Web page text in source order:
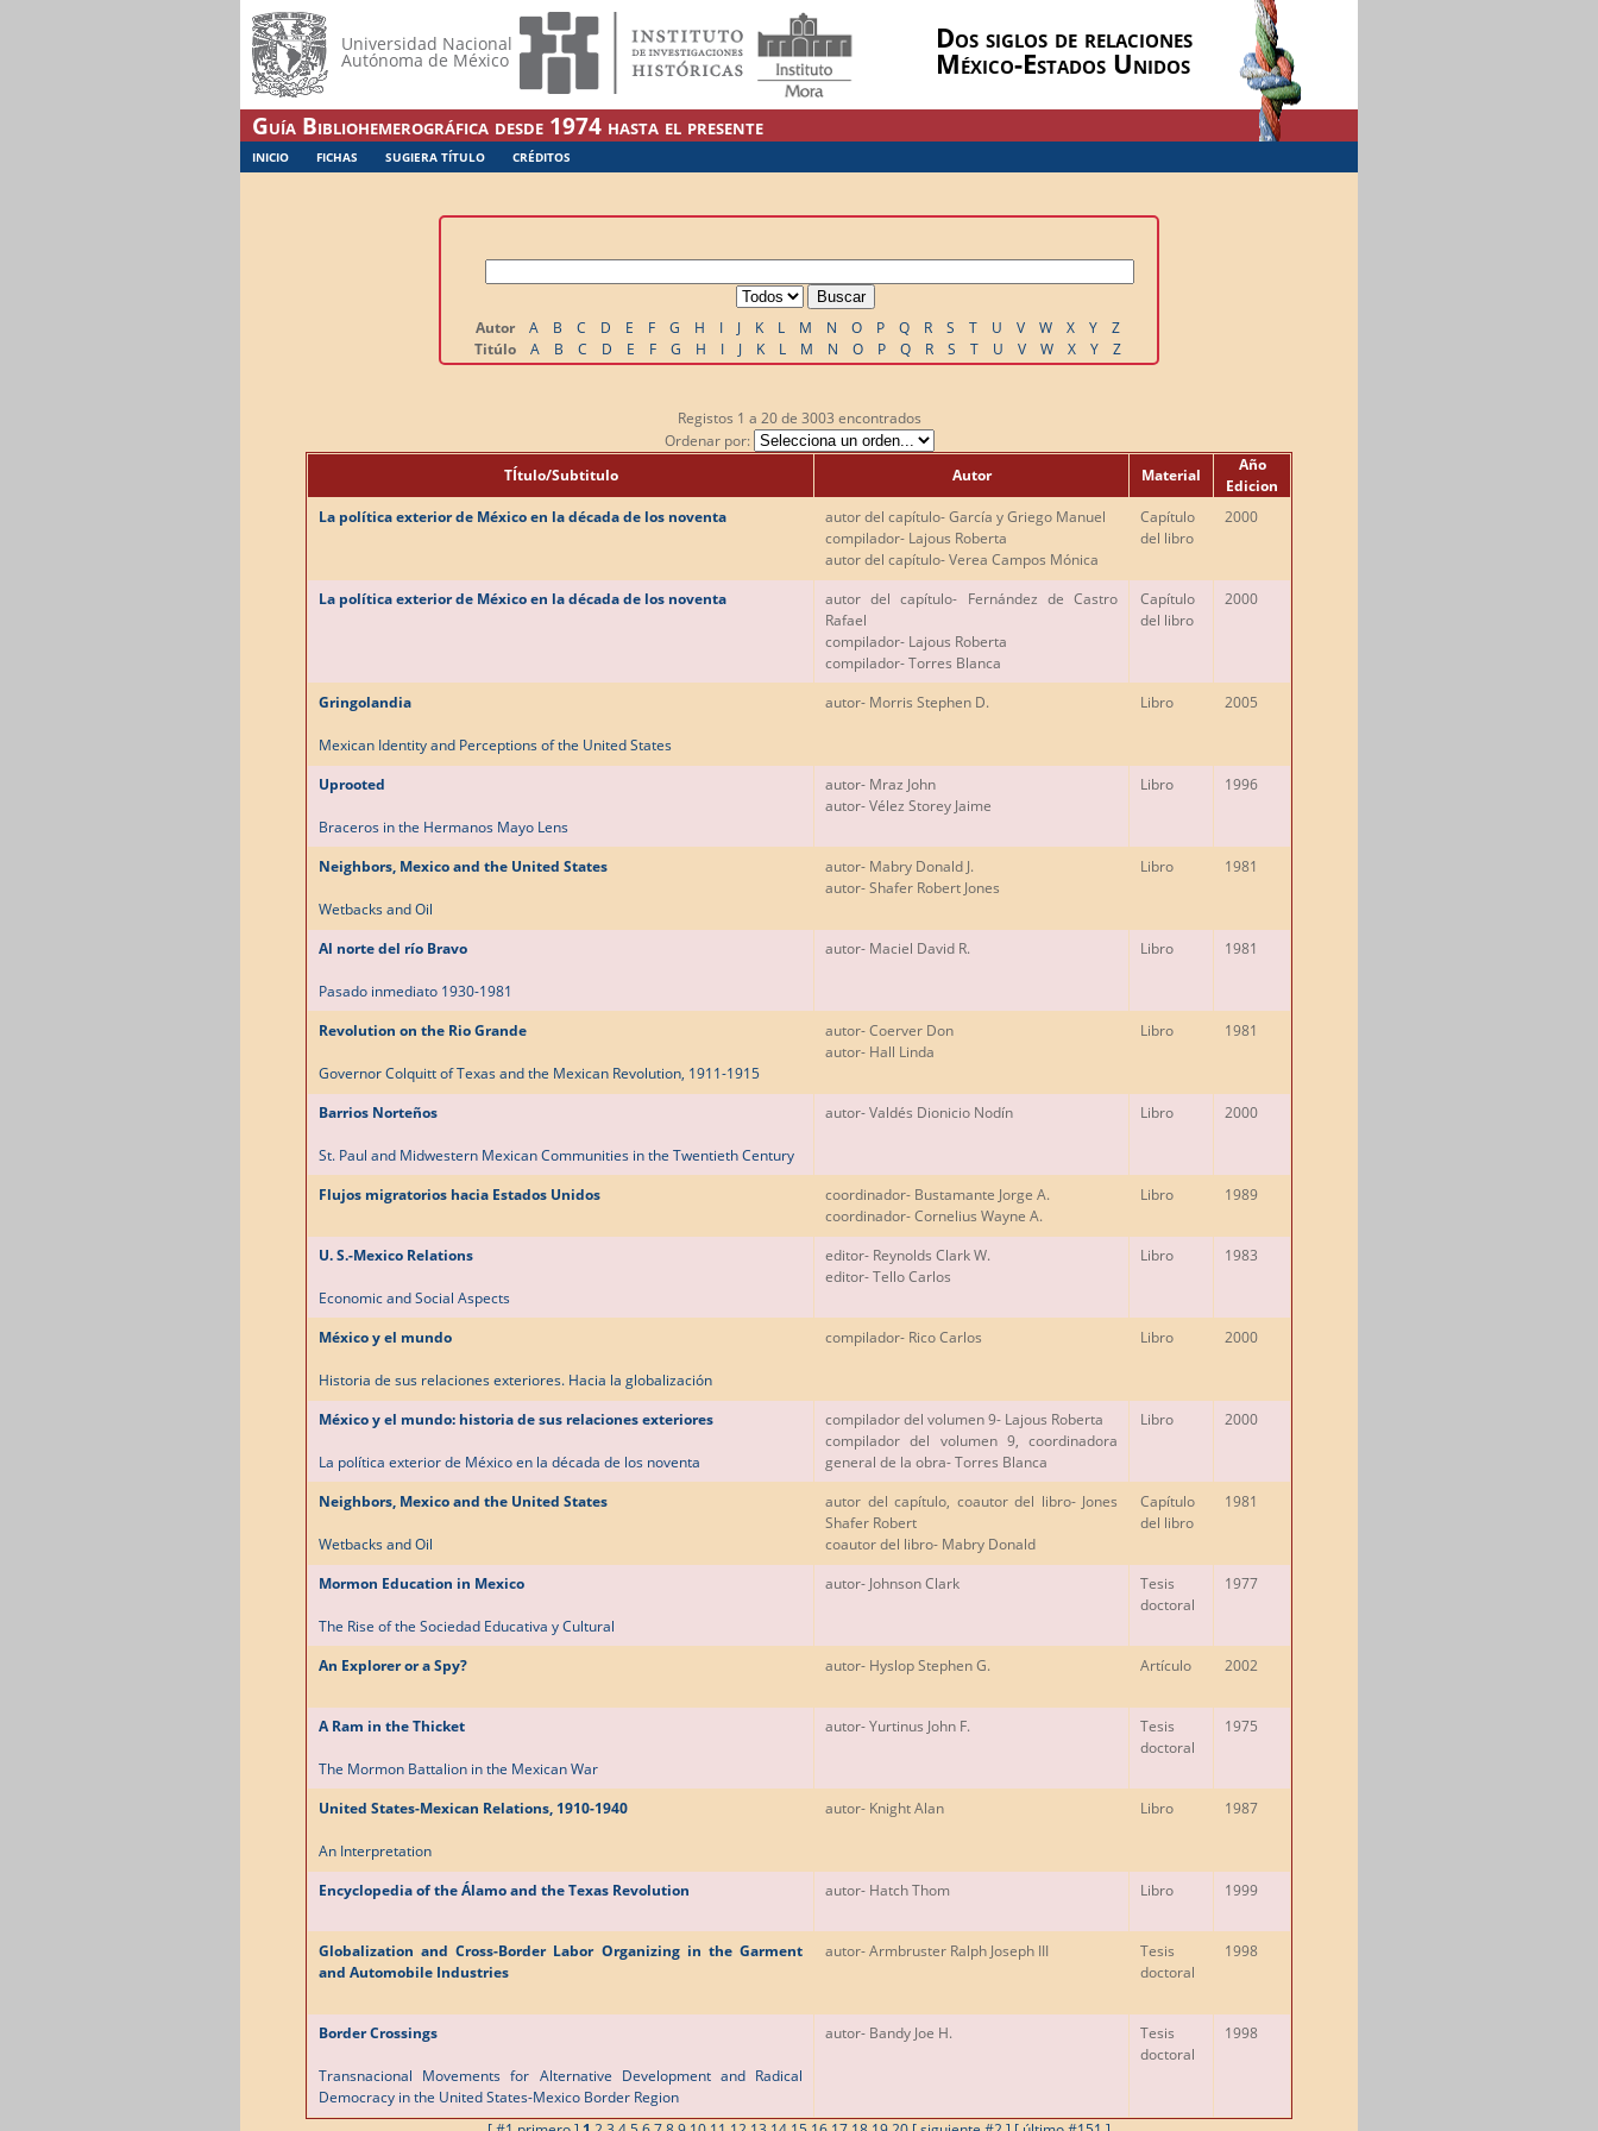
Universidad Nacional
Autónoma de México
Dos siglos de relaciones
México-Estados Unidos
Guía Bibliohemerográfica desde 1974 hasta el presente
INICIO FICHAS SUGIERA TÍTULO CRÉDITOS
Autor A B C D E F G H I J K L M N O P Q R S T U V W X Y
Z
Titúlo
A B C D E F G H I J K L M N O P Q R S T U V W X Y Z
Registos 1 a 20de 3003 encontrados
Ordenar por:
TÍtulo/Subtitulo
Autor Material
Año
Edicion
La política exterior de México en la década de los noventa
autor del capítulo- García y Griego Manuel
compilador- Lajous Roberta
autor del capítulo- Verea Campos Mónica
Capítulo
del libro
2000
La política exterior de México en la década de los noventa autor del capítulo- Fernández de Castro
Rafael
compilador- Lajous Roberta
compilador- Torres Blanca
Capítulo
del libro
2000
Gringolandia
Mexican Identity and Perceptions of the United States
autor- Morris Stephen D. Libro 2005
Uprooted
Braceros in the Hermanos Mayo Lens
autor- Mraz John
autor- Vélez Storey Jaime
Libro 1996
Neighbors, Mexico and the United States
Wetbacks and Oil
autor- Mabry Donald J.
autor- Shafer Robert Jones
Libro 1981
Al norte del río Bravo
Pasado inmediato 1930-1981
autor- Maciel David R. Libro 1981
Revolution on the Rio Grande
Governor Colquitt of Texas and the Mexican Revolution, 1911-1915
autor- Coerver Don
autor- Hall Linda
Libro 1981
Barrios Norteños
St. Paul and Midwestern Mexican Communities in the Twentieth Century
autor- Valdés Dionicio Nodín Libro 2000
Flujos migratorios hacia Estados Unidos coordinador- Bustamante Jorge A.
coordinador- Cornelius Wayne A.
Libro 1989
U. S.-Mexico Relations
Economic and Social Aspects
editor- Reynolds Clark W.
editor- Tello Carlos
Libro 1983
México y el mundo
Historia de sus relaciones exteriores. Hacia la globalización
compilador- Rico Carlos Libro 2000
México y el mundo: historia de sus relaciones exteriores
La política exterior de México en la década de los noventa
compilador del volumen 9- Lajous Roberta
compilador del volumen 9, coordinadora
general de la obra- Torres Blanca
Libro 2000
Neighbors, Mexico and the United States
Wetbacks and Oil
autor del capítulo, coautor del libro- Jones
Shafer Robert
coautor del libro- Mabry Donald
Capítulo
del libro
1981
Mormon Education in Mexico
The Rise of the Sociedad Educativa y Cultural
autor- Johnson Clark
Tesis
doctoral
1977
An Explorer or a Spy? autor- Hyslop Stephen G. Artículo 2002
A Ram in the Thicket
The Mormon Battalion in the Mexican War
autor- Yurtinus John F.
Tesis
doctoral
1975
United States-Mexican Relations, 1910-1940
An Interpretation
autor- Knight Alan Libro 1987
Encyclopedia of the Álamo and the Texas Revolution autor- Hatch Thom Libro 1999
Globalization and Cross-Border Labor Organizing in the Garment
and Automobile Industries
autor- Armbruster Ralph Joseph III
Tesis
doctoral
1998
Border Crossings
Transnacional Movements for Alternative Development and Radical
Democracy in the United States-Mexico Border Region
autor- Bandy Joe H.
Tesis
doctoral
1998